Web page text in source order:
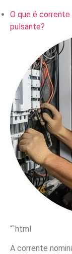
O que é
pulsante?
“`html
A corrente